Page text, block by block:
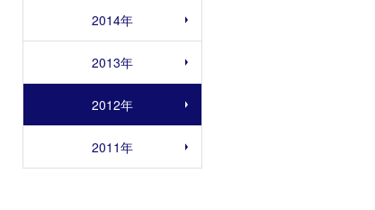
2014年
2013年
2012年
2011年